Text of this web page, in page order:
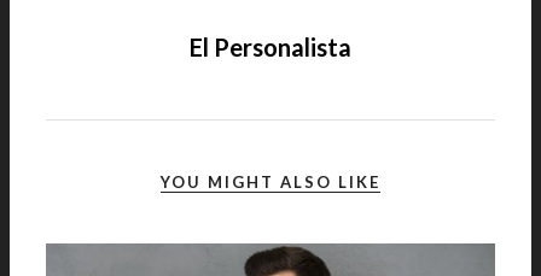
El Personalista
YOU MIGHT ALSO LIKE